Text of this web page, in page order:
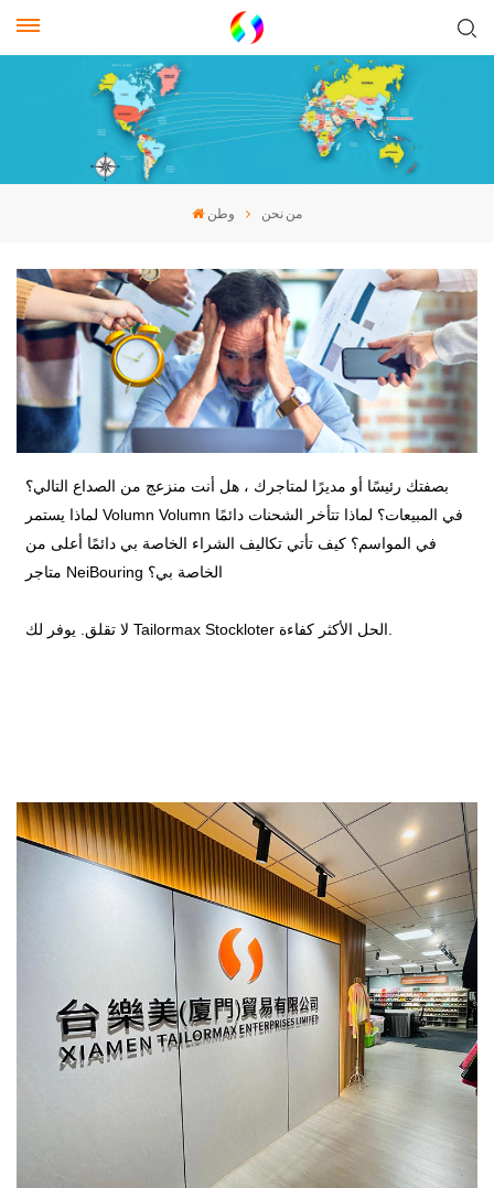
وطن من نحن
بصفتك رئيسًا أو مديرًا لمتاجرك ، هل أنت منزعج من الصداع التالي؟
لماذا يستمر Volumn Volumn في المبيعات؟ لماذا تتأخر الشحنات دائمًا
في المواسم؟ كيف تأتي تكاليف الشراء الخاصة بي دائمًا أعلى من
متاجر NeiBouring الخاصة بي؟